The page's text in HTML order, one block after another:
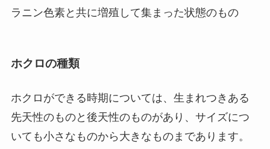
ラニン色素と共に増殖して集まった状態のもの
ホクロの種類
ホクロができる時期については、生まれつきある
先天性のものと後天性のものがあり、サイズにつ
いても小さなものから大きなものまであります。